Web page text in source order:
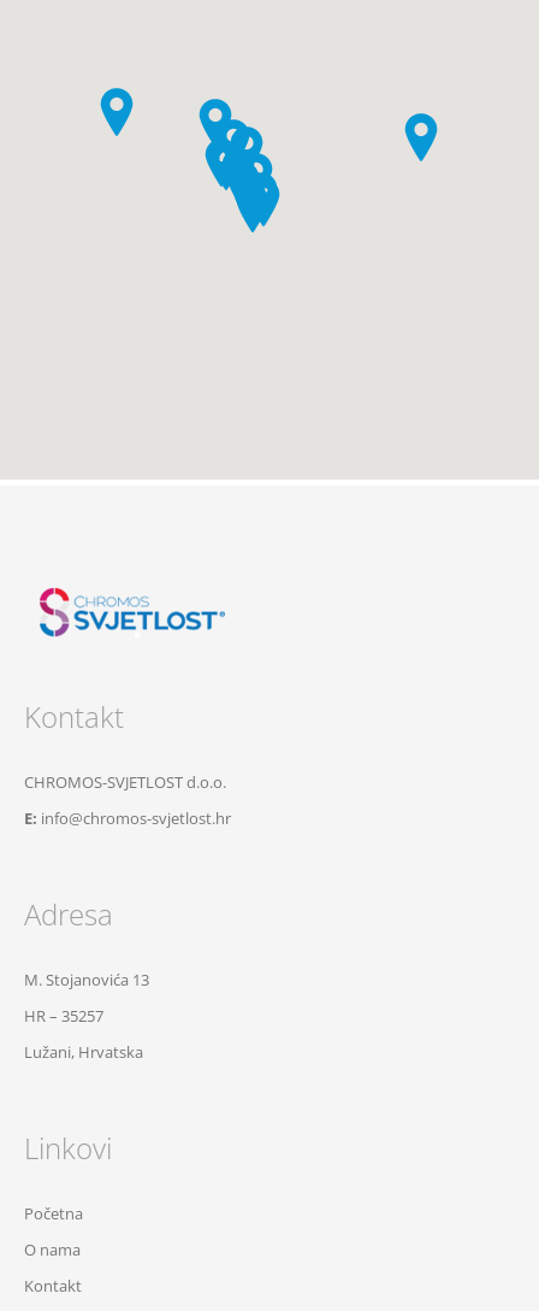
Kontakt
CHROMOS-SVJETLOST d.o.o.
E: info@chromos-svjetlost.hr
Adresa
M. Stojanovića 13
HR – 35257
Lužani, Hrvatska
Linkovi
Početna
O nama
Kontakt